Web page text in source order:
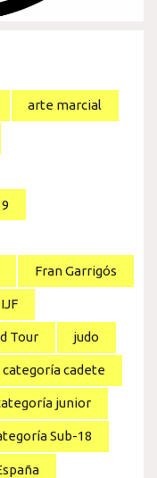
arte marcial
Fran Garrigós
IJF
Tour judo
categoría cadete
junior
Sub-18